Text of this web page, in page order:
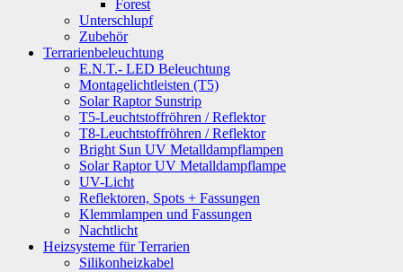
Forest
Unterschlupf
Zubehör
Terrarienbeleuchtung
E.N.T.- LED Beleuchtung
Montagelichtleisten (T5)
Solar Raptor Sunstrip
T5-Leuchtstoffröhren / Reflektor
T8-Leuchtstoffröhren / Reflektor
Bright Sun UV Metalldampflampen
Solar Raptor UV Metalldampflampe
UV-Licht
Reflektoren, Spots + Fassungen
Klemmlampen und Fassungen
Nachtlicht
Heizsysteme für Terrarien
Silikonheizkabel